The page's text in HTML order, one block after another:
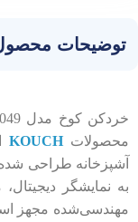
توضیحات
محصولات KOUCH
آشپزخانه طراحی
به نمایشگر